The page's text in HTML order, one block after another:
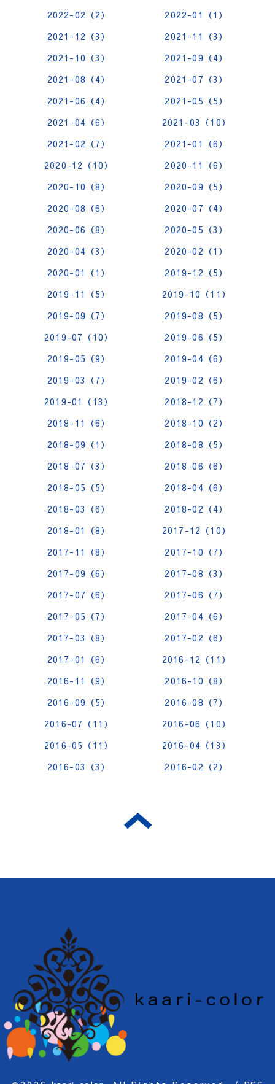
2022-02（2）
2022-01（1）
2021-12（3）
2021-11（3）
2021-10（3）
2021-09（4）
2021-08（4）
2021-07（3）
2021-06（4）
2021-05（5）
2021-04（6）
2021-03（10）
2021-02（7）
2021-01（6）
2020-12（10）
2020-11（6）
2020-10（8）
2020-09（5）
2020-08（6）
2020-07（4）
2020-06（8）
2020-05（3）
2020-04（3）
2020-02（1）
2020-01（1）
2019-12（5）
2019-11（5）
2019-10（11）
2019-09（7）
2019-08（5）
2019-07（10）
2019-06（5）
2019-05（9）
2019-04（6）
2019-03（7）
2019-02（6）
2019-01（13）
2018-12（7）
2018-11（6）
2018-10（2）
2018-09（1）
2018-08（5）
2018-07（3）
2018-06（6）
2018-05（5）
2018-04（6）
2018-03（6）
2018-02（4）
2018-01（8）
2017-12（10）
2017-11（8）
2017-10（7）
2017-09（6）
2017-08（3）
2017-07（6）
2017-06（7）
2017-05（7）
2017-04（6）
2017-03（8）
2017-02（6）
2017-01（6）
2016-12（11）
2016-11（9）
2016-10（8）
2016-09（5）
2016-08（7）
2016-07（11）
2016-06（10）
2016-05（11）
2016-04（13）
2016-03（3）
2016-02（2）